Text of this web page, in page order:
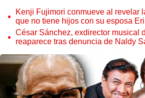
Kenji Fujimori conmueve al revelar
que no tiene hijos con su esposa
proceso judicial"
César Sánchez, exdirector musical
reaparece tras denuncia de Naldy